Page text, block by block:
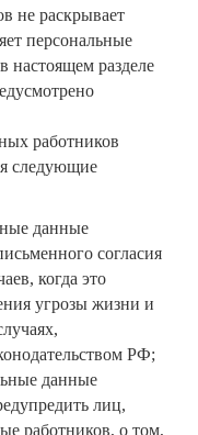
не раскрывает
персональные
настоящем разделе
работников
следующие
данные
согласия
когда это
угрозы жизни и
РФ;
данные
лиц,
работников, о том,